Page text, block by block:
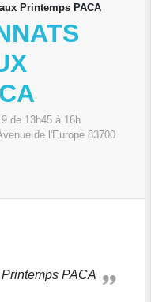
Printemps PACA
de 13h45 à 16h
de l'Europe 83700
Printemps PACA